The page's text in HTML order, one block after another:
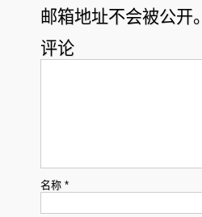
邮箱地址不会被公开。
评论
名称 *